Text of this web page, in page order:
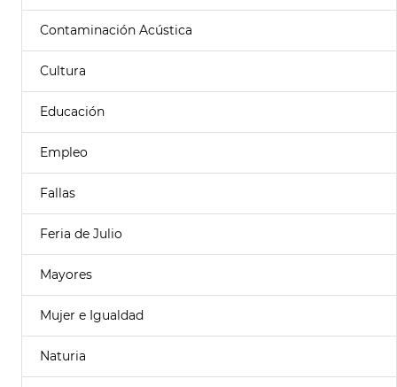
Contaminación Acústica
Cultura
Educación
Empleo
Fallas
Feria de Julio
Mayores
Mujer e Igualdad
Naturia